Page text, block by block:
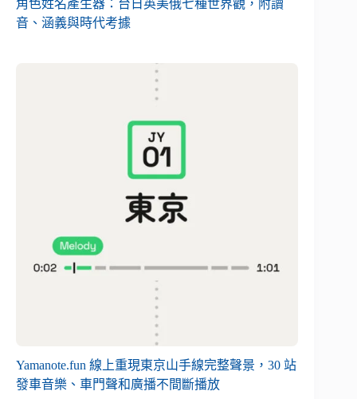
角色姓名產生器：台日英美俄七種世界觀，附讀
音、涵義與時代考據
Yamanote.fun 線上重現東京山手線完整聲景，30 站
發車音樂、車門聲和廣播不間斷播放